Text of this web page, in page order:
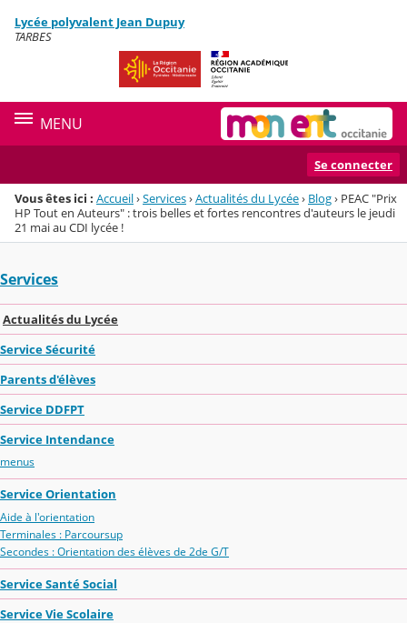
Menu de la rubrique
Contenu
Lycée polyvalent Jean Dupuy
TARBES
MENU
Se connecter
Vous êtes ici : Accueil›Services›Actualités du Lycée› Blog› PEAC "Prix
HP Tout en Auteurs" : trois belles et fortes rencontres d'auteurs le jeudi
21 mai au CDI lycée !
Services
Actualités du Lycée
Service Sécurité
Parents d'élèves
Service DDFPT
Service Intendance
menus
Service Orientation
Aide à l'orientation
Terminales : Parcoursup
Secondes : Orientation des élèves de 2de G/T
Service Santé Social
Service Vie Scolaire